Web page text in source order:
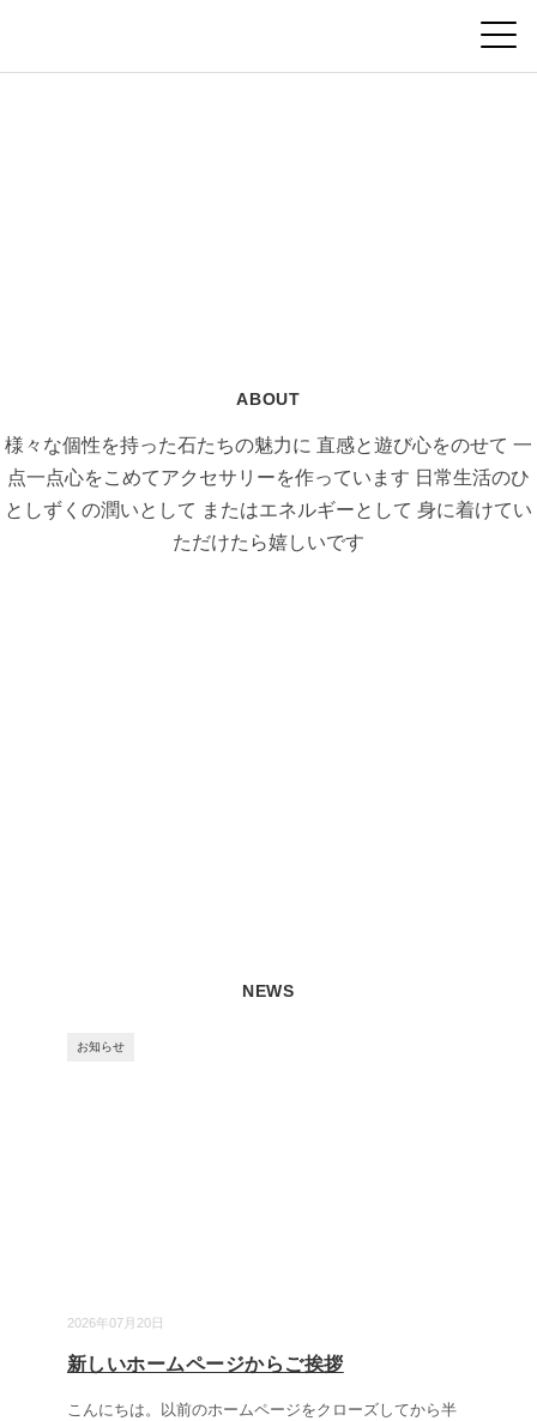
ABOUT
様々な個性を持った石たちの魅力に 直感と遊び心をのせて 一
点一点心をこめてアクセサリーを作っています 日常生活のひ
としずくの潤いとして またはエネルギーとして 身に着けてい
ただけたら嬉しいです
NEWS
2026年07月20日
お知らせ
新しいホームページからご挨拶
こんにちは。以前のホームページをクローズしてから半